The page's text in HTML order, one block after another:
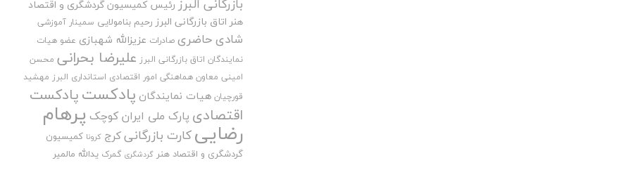
رئیس کمیسیون گردشگری و اقتصاد
هنر اتاق بازرگانی البرز رحیم بنامولایی سمینار آموزشی
شادی حاضری صادرات عزیزالله شهبازی عضو هیات
نمایندگان اتاق بازرگانی البرز علیرضا بحرانی محسن
امینی معاون هماهنگی امور اقتصادی استانداری البرز مهشید
قورچیان هیات نمایندگان پادکستپادکست
اقتصادی پارک ملی ایران کوچک پرهام
رضاییکارت بازرگانیکرج کرونا کمیسیون
گردشگری و اقتصاد هنر گردشگری گمرک یدالله مالمیر